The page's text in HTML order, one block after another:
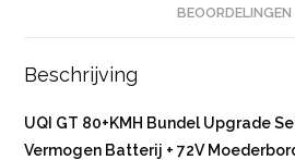
BEOORDELINGEN
Beschrijving
UQI GT 80+KMH Bundel Upgrade
Vermogen Batterij + 72V